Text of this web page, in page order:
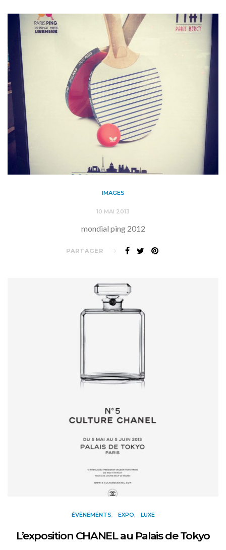
IMAGES
10 MAI 2013
mondial ping 2012
PARTAGER
ÉVÈNEMENTS EXPO LUXE
L’exposition CHANEL au Palais de Tokyo